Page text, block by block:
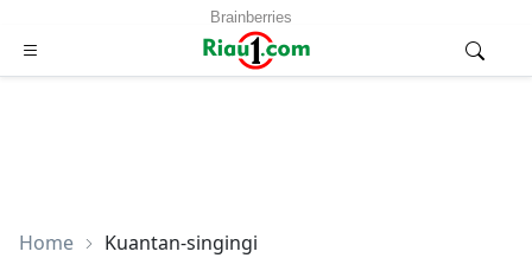
Home Kuantan-singingi